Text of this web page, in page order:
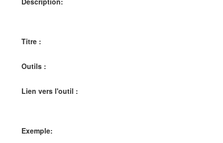
Titre :
Outils :
Lien vers l'outil :
Exemple: